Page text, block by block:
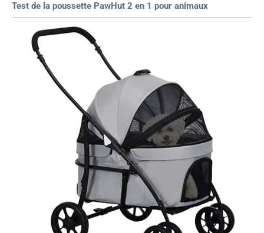
Test de la poussette PawHut 2 en 1 pour animaux